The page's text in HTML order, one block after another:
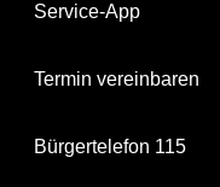
Service-App
Termin vereinbaren
Bürgertelefon 115